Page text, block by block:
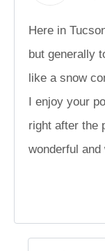
Here in
but generally
like a snow
I enjoy your
right after the
wonderful and